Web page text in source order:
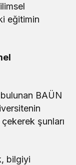
eğitimin
BAÜN
şunları
bilgiyi